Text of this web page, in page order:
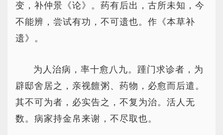
变，补仲景《论》。药有后出，古所未知，今
不能辨，尝试有功，不可遗也。作《本草补
遗》。
为人治病，率十愈八九。踵门求诊者，为
辟邸舍居之，亲视饘粥、药物，必愈而后遣。
其不可为者，必实告之，不复为治。活人无
数。病家持金帛来谢，不尽取也。